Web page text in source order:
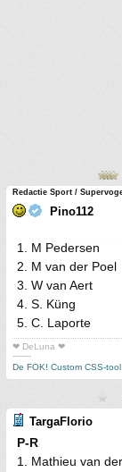
Redactie Sport /
Pino112
1. M Pedersen
2. M van der Poel
3. W van Aert
4. S. Küng
5. C. Laporte
❤ DeLuna ❤
-------
De FOK! Custom CSS-tool
TargaFlorio
P-R
1. Mathieu van